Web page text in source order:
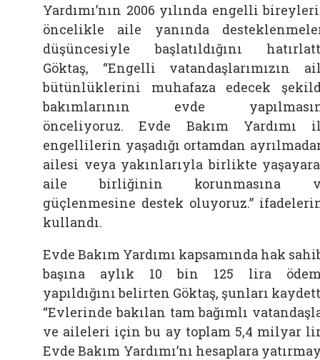
Yardımı’nın 2006 yılında engelli
öncelikle aile yanında
düşüncesiyle başlatıldığını
Göktaş, “Engelli vatandaşlarımızın
bütünlüklerini muhafaza edecek
bakımlarının evde
önceliyoruz. Evde Bakım Yardımı
engellilerin yaşadığı ortamdan
ailesi veya yakınlarıyla birlikte
aile birliğinin korunmasına
güçlenmesine destek oluyoruz.”
kullandı.
Evde Bakım Yardımı kapsamında hak
başına aylık 10 bin 125 lira
yapıldığını belirten Göktaş, şunları
“Evlerinde bakılan tam bağımlı
ve aileleri için bu ay toplam 5,4 milyar
Evde Bakım Yardımı’nı hesaplara